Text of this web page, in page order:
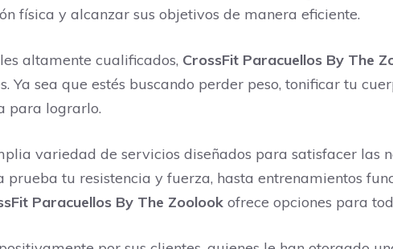
física y alcanzar sus objetivos de manera eficiente.
altamente cualificados, CrossFit Paracuellos By The
Ya sea que estés buscando perder peso, tonificar tu
para lograrlo.
variedad de servicios diseñados para satisfacer las
prueba tu resistencia y fuerza, hasta entrenamientos
Paracuellos By The Zoolook ofrece opciones para